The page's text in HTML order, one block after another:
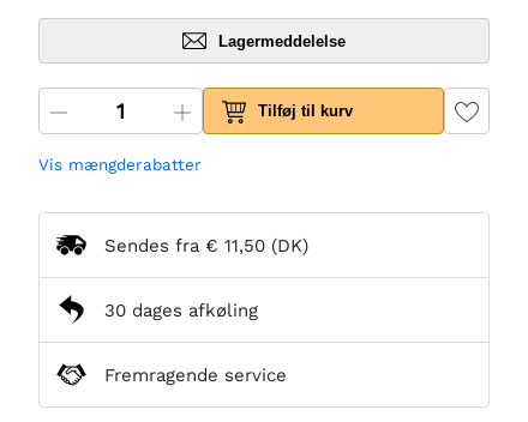
Lagermeddelelse
Tilføj til kurv
Vis mængderabatter
Sendes fra € 11,50 (DK)
30 dages afkøling
Fremragende service